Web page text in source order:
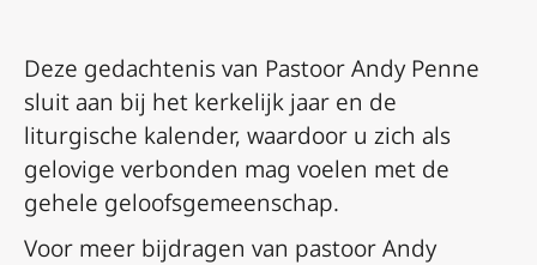
Deze gedachtenis van Pastoor Andy Penne
sluit aan bij het kerkelijk jaar en de
liturgische kalender, waardoor u zich als
gelovige verbonden mag voelen met de
gehele geloofsgemeenschap.
Voor meer bijdragen van pastoor Andy